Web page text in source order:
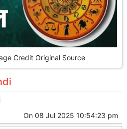
Credit Original Source
On 08 Jul 2025 10:54:23 pm